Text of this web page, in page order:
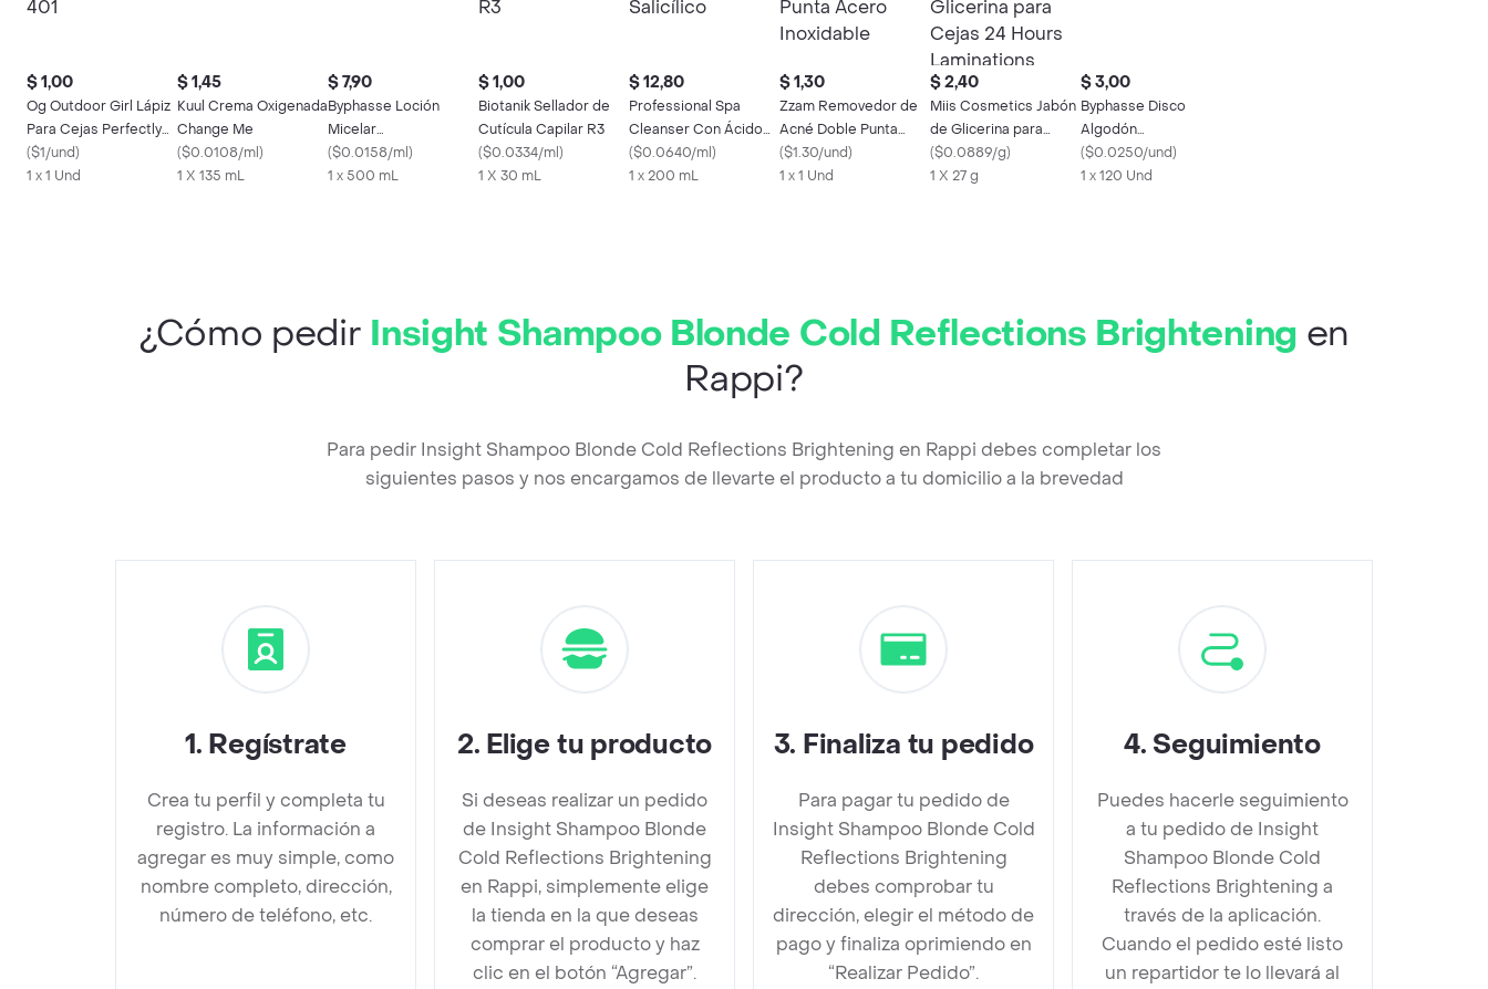
$ 1,00
Og Outdoor Girl Lápiz
Para Cejas Perfectly
401
($1/und)
1 x 1 Und
$ 1,45
Kuul Crema Oxigenada
Change Me
($0.0108/ml)
1 X 135 mL
$ 7,90
Byphasse Loción
Micelar
Desmaquillante
($0.0158/ml)
1 x 500 mL
$ 1,00
Biotanik Sellador de
Cutícula Capilar R3
($0.0334/ml)
1 X 30 mL
$ 12,80
Professional Spa
Cleanser Con Ácido
Salicílico
($0.0640/ml)
1 x 200 mL
$ 1,30
Zzam Removedor de
Acné Doble Punta
Acero Inoxidable
($1.30/und)
1 x 1 Und
$ 2,40
Miis Cosmetics Jabón
de Glicerina para
Cejas 24 Hours
Laminations
($0.0889/g)
1 X 27 g
$ 3,00
Byphasse Disco
Algodón
Desmaquillantes
($0.0250/und)
1 x 120 Und
¿Cómo pedir Insight Shampoo Blonde Cold Reflections Brightening en
Rappi?
Para pedir Insight Shampoo Blonde Cold Reflections Brightening en Rappi debes completar los
siguientes pasos y nos encargamos de llevarte el producto a tu domicilio a la brevedad
1. Regístrate
Crea tu perfil y completa tu
registro. La información a
agregar es muy simple, como
nombre completo, dirección,
número de teléfono, etc.
2. Elige tu producto
Si deseas realizar un pedido
de Insight Shampoo Blonde
Cold Reflections Brightening
en Rappi, simplemente elige
la tienda en la que deseas
comprar el producto y haz
clic en el botón “Agregar”.
3. Finaliza tu pedido
Para pagar tu pedido de
Insight Shampoo Blonde Cold
Reflections Brightening
debes comprobar tu
dirección, elegir el método de
pago y finaliza oprimiendo en
“Realizar Pedido”.
4. Seguimiento
Puedes hacerle seguimiento
a tu pedido de Insight
Shampoo Blonde Cold
Reflections Brightening a
través de la aplicación.
Cuando el pedido esté listo
un repartidor te lo llevará al